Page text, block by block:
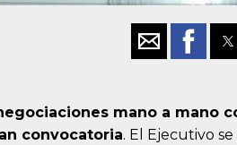
mano a mano
convocatoria. El Ejecutivo